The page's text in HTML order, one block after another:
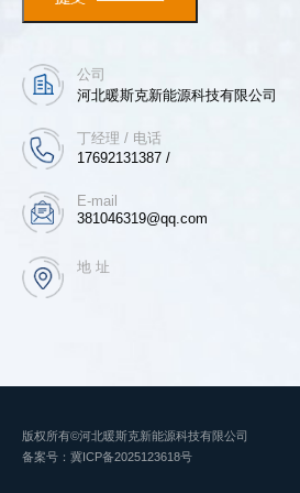
公司
河北暖斯克新能源科技有限公司
丁经理 / 电话
17692131387 /
E-mail
381046319@qq.com
地 址
版权所有©河北暖斯克新能源科技有限公司
备案号：冀ICP备2025123618号